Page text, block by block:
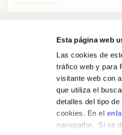
Esta página web
Las cookies de
tráfico web y para
visitante web con
que utiliza el
detalles del tipo
cookies. En el
navegador. Si se